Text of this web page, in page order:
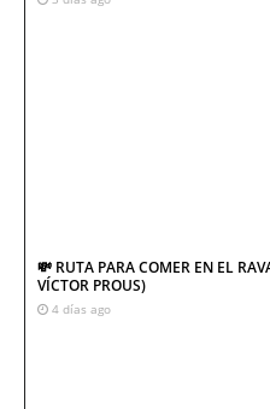
💸 RUTA PARA COMER EN EL
VÍCTOR PROUS)
4 días ago